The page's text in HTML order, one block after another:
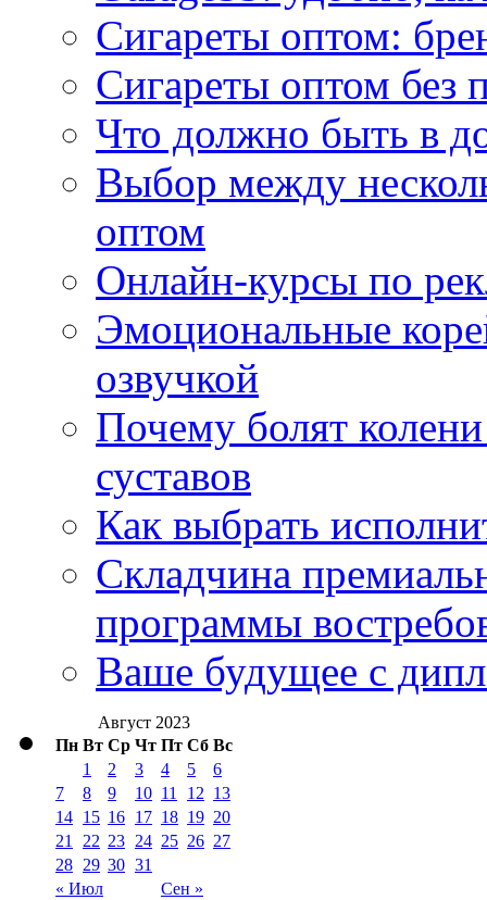
Сигареты оптом:
Сигареты оптом без
Что должно быть в
Выбор между
оптом
Онлайн-курсы по
Эмоциональные
озвучкой
Почему болят
суставов
Как выбрать
Складчина
программы
Ваше будущее с
Август 2023
Пн Вт Ср Чт Пт Сб Вс
« Июл Сен »
1 2 3 4 5
6
7
8 9 10 11 12 13
14 15 16 17 18 19 20
21 22 23 24 25 26 27
28 29 30 31